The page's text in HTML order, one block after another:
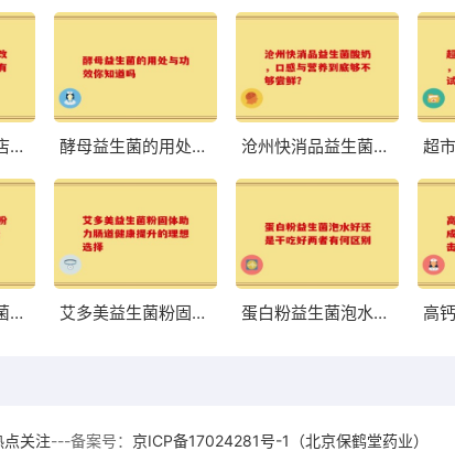
八联益生菌旗舰店：改善肠道，体验前所未有的轻盈与舒适 酵母益生菌的用处与功效你知道吗 沧州快消品益生菌酸奶，口感与营养到底够不够尝鲜？
荷兰中老年益生菌奶粉高硒 助力中老年健康的优质选择 艾多美益生菌粉固体助力肠道健康提升的理想选择 蛋白粉益生菌泡水好还是干吃好两者有何区别
点关注---备案号： 京ICP备17024281号-1（北京保鹤堂药业）